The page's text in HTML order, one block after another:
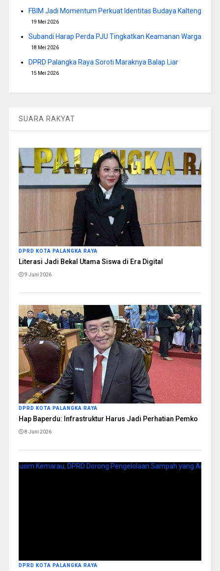
FBIM Jadi Momentum Perkuat Identitas Budaya Kalteng
19 Mei 2026
Subandi Harap Perda PJU Tingkatkan Keamanan Warga
18 Mei 2026
DPRD Palangka Raya Soroti Maraknya Balap Liar
15 Mei 2026
SUARA RAKYAT
DPRD KOTA PALANGKA RAYA
Literasi Jadi Bekal Utama Siswa di Era Digital
9 Juni 2026
DPRD KOTA PALANGKA RAYA
Hap Baperdu: Infrastruktur Harus Jadi Perhatian Pemko
8 Juni 2026
DPRD KOTA PALANGKA RAYA